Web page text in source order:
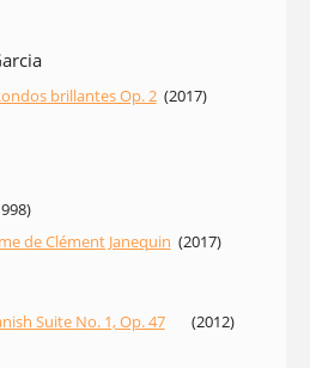
brillantes Op. 2 (2017)
de Clément Janequin (2017)
Suite No. 1, Op. 47
(2012)